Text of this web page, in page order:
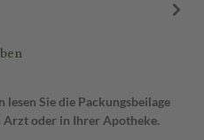
Sie die Packungsbeilage
oder in Ihrer Apotheke.